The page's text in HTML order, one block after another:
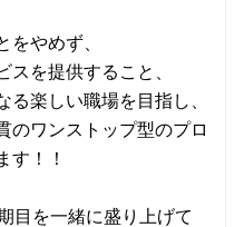
をやめず、
スを提供すること、
る楽しい職場を目指し、
のワンストップ型のプロ
す！！
目を一緒に盛り上げて